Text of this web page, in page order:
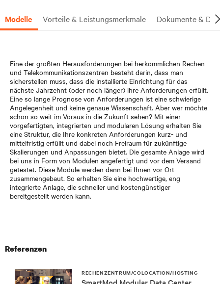
Modelle Vorteile & Leistungsmerkmale Dokumente &
Eine der größten Herausforderungen bei herkömmlichen Rechen-
und Telekommunikationszentren besteht darin, dass man
sicherstellen muss, dass die installierte Einrichtung für das
nächste Jahrzehnt (oder noch länger) ihre Anforderungen erfüllt.
Eine so lange Prognose von Anforderungen ist eine schwierige
Angelegenheit und keine genaue Wissenschaft. Aber wer möchte
schon so weit im Voraus in die Zukunft sehen? Mit einer
vorgefertigten, integrierten und modularen Lösung erhalten Sie
eine Struktur, die Ihre konkreten Anforderungen kurz- und
mittelfristig erfüllt und dabei noch Freiraum für zukünftige
Skalierungen und Anpassungen bietet. Die gesamte Anlage wird
bei uns in Form von Modulen angefertigt und vor dem Versand
getestet. Diese Module werden dann bei Ihnen vor Ort
zusammengebaut. So erhalten Sie eine hochwertige, eng
integrierte Anlage, die schneller und kostengünstiger
bereitgestellt werden kann.
Referenzen
RECHENZENTRUM/COLOCATION/HOSTING
SmartMod Modular Data Center